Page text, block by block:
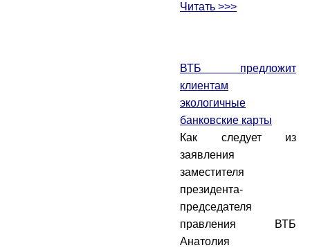
Читать >>>
ВТБ предложит
клиентам
экологичные
банковские карты
Как следует из
заявления
заместителя
президента-
председателя
правления ВТБ
Анатолия